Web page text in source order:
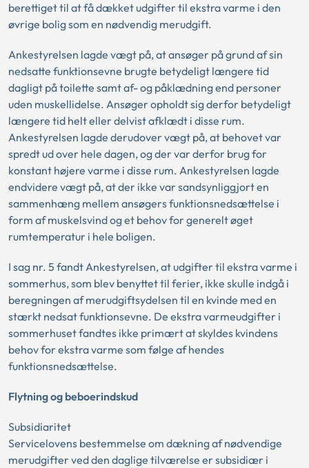
berettiget til at få dækket udgifter til ekstra varme i den
øvrige bolig som en nødvendig merudgift.
Ankestyrelsen lagde vægt på, at ansøger på grund af sin
nedsatte funktionsevne brugte betydeligt længere tid
dagligt på toilette samt af- og påklædning end personer
uden muskellidelse. Ansøger opholdt sig derfor betydeligt
længere tid helt eller delvist afklædt i disse rum.
Ankestyrelsen lagde derudover vægt på, at behovet var
spredt ud over hele dagen, og der var derfor brug for
konstant højere varme i disse rum. Ankestyrelsen lagde
endvidere vægt på, at der ikke var sandsynliggjort en
sammenhæng mellem ansøgers funktionsnedsættelse i
form af muskelsvind og et behov for generelt øget
rumtemperatur i hele boligen.
I sag nr. 5 fandt Ankestyrelsen, at udgifter til ekstra varme i
sommerhus, som blev benyttet til ferier, ikke skulle indgå i
beregningen af merudgiftsydelsen til en kvinde med en
stærkt nedsat funktionsevne. De ekstra varmeudgifter i
sommerhuset fandtes ikke primært at skyldes kvindens
behov for ekstra varme som følge af hendes
funktionsnedsættelse.
Flytning og beboerindskud
Subsidiaritet
Servicelovens bestemmelse om dækning af nødvendige
merudgifter ved den daglige tilværelse er subsidiær i